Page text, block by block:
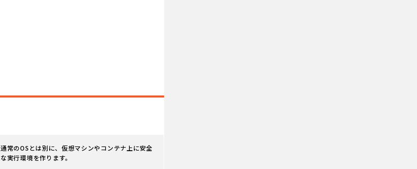
通常のOSとは別に、仮想マシンやコンテナ上に安全
な実行環境を作ります。